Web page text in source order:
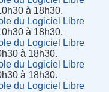
à 18h30.
du Logiciel Libre
à 18h30.
du Logiciel Libre
à 18h30.
du Logiciel Libre
à 18h30.
du Logiciel Libre